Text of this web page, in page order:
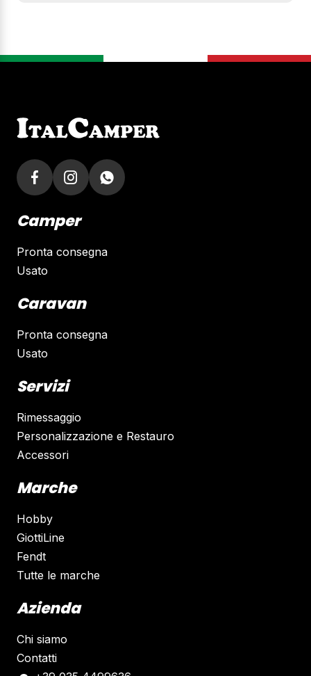
Camper
Pronta consegna
Usato
Caravan
Pronta consegna
Usato
Servizi
Rimessaggio
Personalizzazione e Restauro
Accessori
Marche
Hobby
GiottiLine
Fendt
Tutte le marche
Azienda
Chi siamo
Contatti